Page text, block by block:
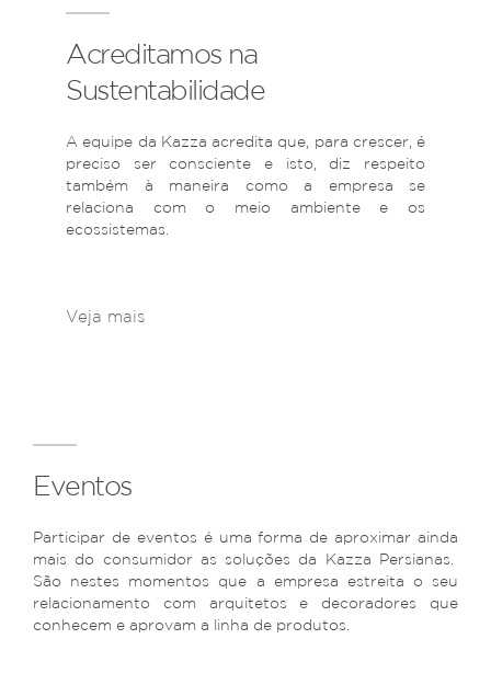
Acreditamos na
Sustentabilidade
A equipe da Kazza acredita que, para crescer, é
preciso ser consciente e isto, diz respeito
também à maneira como a empresa se
relaciona com o meio ambiente e os
ecossistemas.
Veja mais
Eventos
Participar de eventos é uma forma de aproximar ainda
mais do consumidor as soluções da Kazza Persianas.
São nestes momentos que a empresa estreita o seu
relacionamento com arquitetos e decoradores que
conhecem e aprovam a linha de produtos.